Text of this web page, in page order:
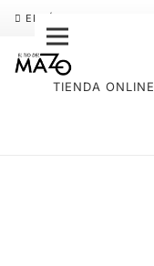
ENVÍO GRATIS
TIENDA ONLINE